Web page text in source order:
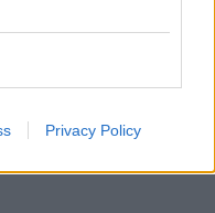
Privacy Policy
ΑΡΧΑΙΟΛΟΓΟΣ